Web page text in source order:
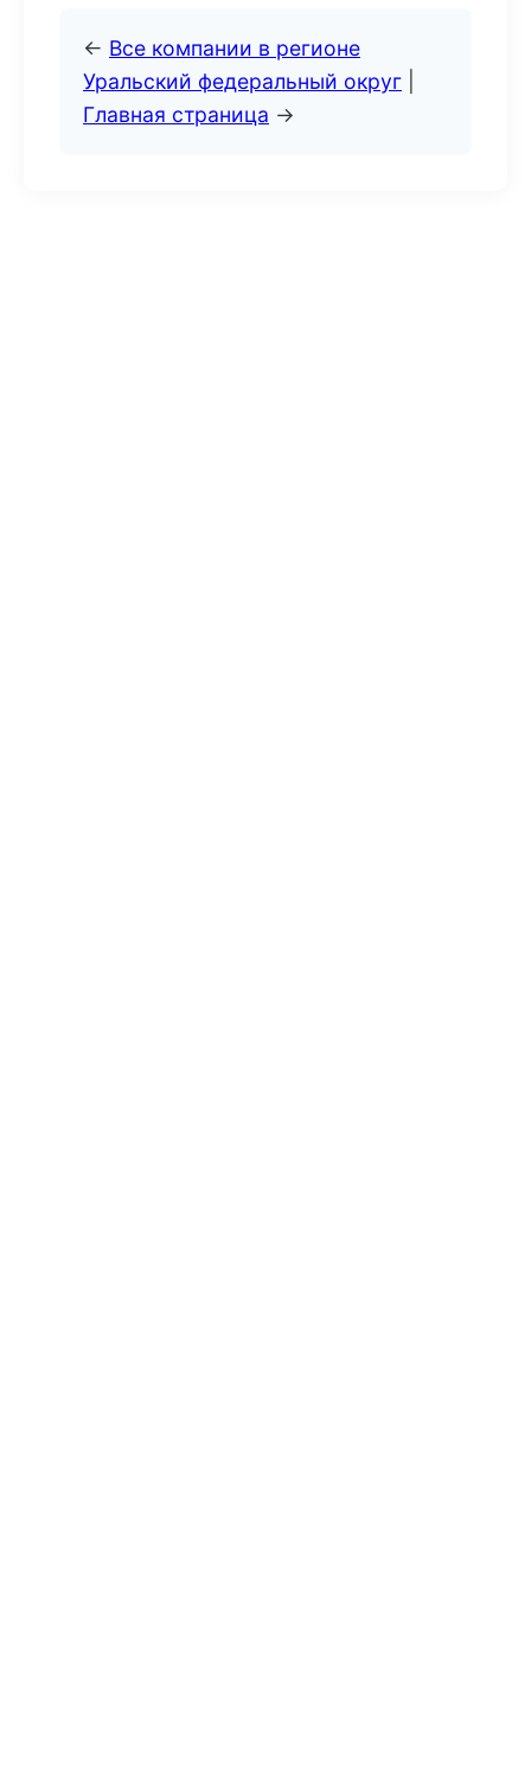
← Все компании в регионе
Уральский федеральный округ
Главная страница →